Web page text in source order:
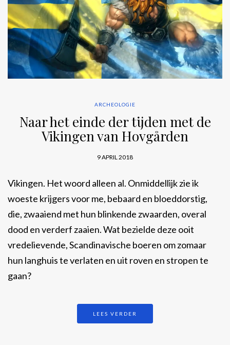
ARCHEOLOGIE
Naar het einde der tijden met de
Vikingen van Hovgården
9 APRIL 2018
Vikingen. Het woord alleen al. Onmiddellijk zie ik
woeste krijgers voor me, bebaard en bloeddorstig,
die, zwaaiend met hun blinkende zwaarden, overal
dood en verderf zaaien. Wat bezielde deze ooit
vredelievende, Scandinavische boeren om zomaar
hun langhuis te verlaten en uit roven en stropen te
gaan?
LEES VERDER